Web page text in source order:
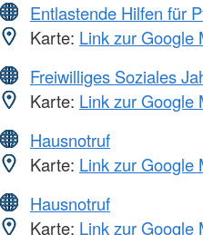
Entlastende Hilfen für
Karte: Link zur Google
Freiwilliges Soziales
Karte: Link zur Google
Hausnotruf
Karte: Link zur Google
Hausnotruf
Karte: Link zur Google